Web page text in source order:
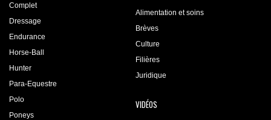
Complet
Dressage
Endurance
Horse-Ball
Hunter
Para-Equestre
Polo
Poneys
Alimentation et soins
Brèves
Culture
Filières
Juridique
VIDÉOS